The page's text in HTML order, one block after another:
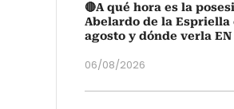
🔴A qué hora es la
Abelardo de la Espriella
agosto y dónde verla EN
06/08/2026